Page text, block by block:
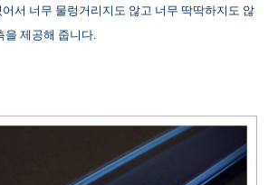
서 너무 물렁거리지도 않고 너무 딱딱하지도 않
을 제공해 줍니다.